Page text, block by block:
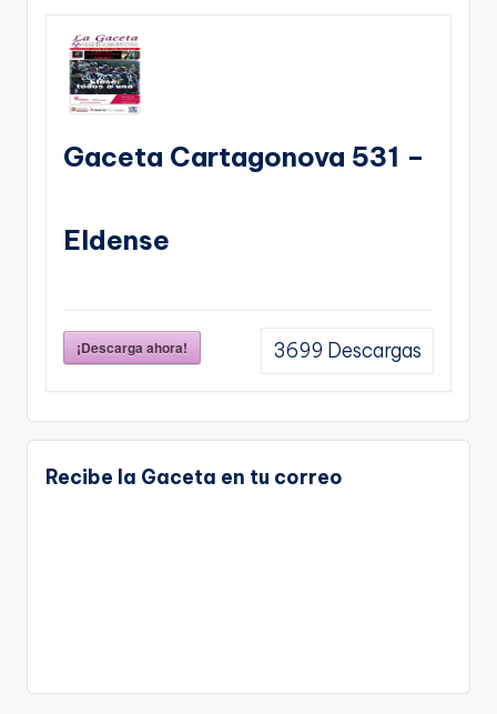
Gaceta Cartagonova 531 –
Eldense
¡Descarga ahora! 3699 Descargas
Recibe la Gaceta en tu correo